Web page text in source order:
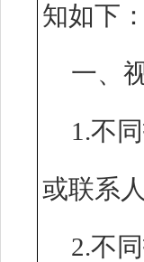
知如
一、
1.不
或联系
2.不